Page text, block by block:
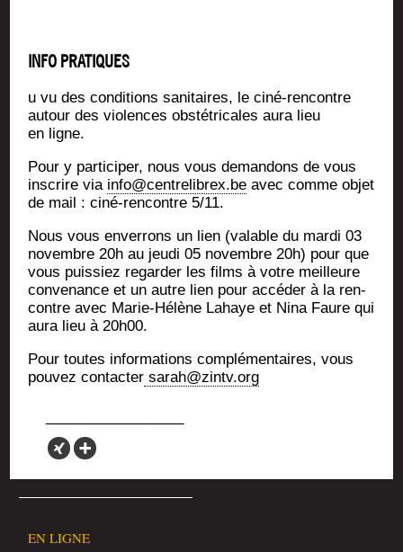
EN LIGNE
INFO PRATIQUES
u vu des condi­tions sani­taires, le ciné-ren­contre
autour des vio­lences obs­té­tri­cales aura lieu
en ligne.
Pour y par­ti­ci­per, nous vous deman­dons de vous
ins­crire via info@centrelibrex.be avec comme objet
de mail : ciné-ren­contre 5/11.
Nous vous enver­rons un lien (valable du mar­di 03
novembre 20h au jeu­di 05 novembre 20h) pour que
vous puis­siez regar­der les films à votre meilleure
conve­nance et un autre lien pour accé­der à la ren­
contre avec Marie-Hélène Lahaye et Nina Faure qui
aura lieu à 20h00.
Pour toutes infor­ma­tions com­plé­men­taires, vous
pou­vez contac­ter sarah@zintv.org